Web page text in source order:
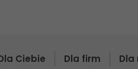
Ciebie Dla firm Dla